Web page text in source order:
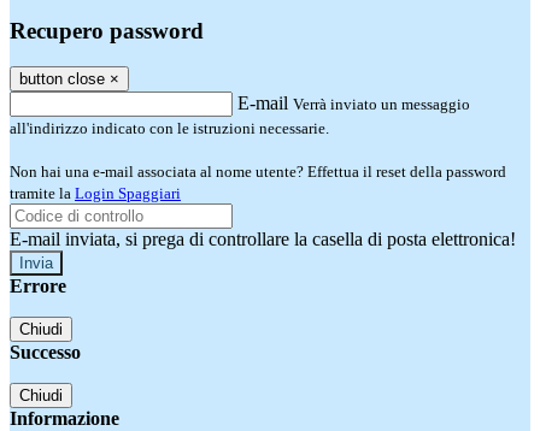
Recupero password
button close ×
E-mail Verrà inviato un messaggio
all'indirizzo indicato con le istruzioni necessarie.
Non hai una e-mail associata al nome utente? Effettua il reset della password
tramite la Login Spaggiari
E-mail inviata, si prega di controllare la casella di posta elettronica!
Errore
Chiudi
Successo
Chiudi
Informazione